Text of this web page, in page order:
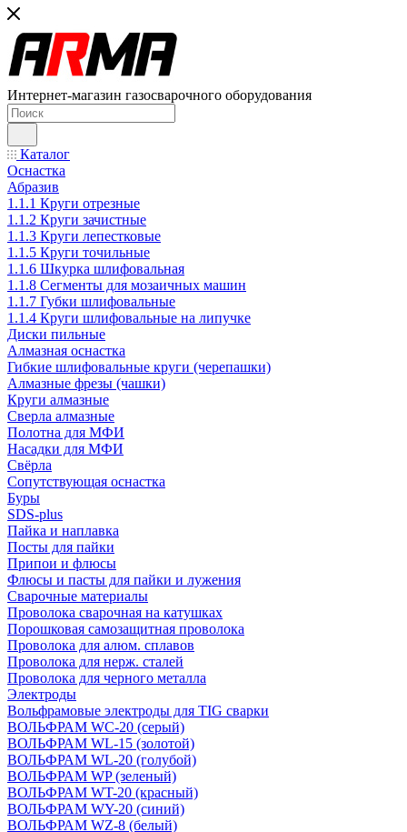
Интернет-магазин газосварочного оборудования
Каталог
Оснастка
Абразив
1.1.1 Круги отрезные
1.1.2 Круги зачистные
1.1.3 Круги лепестковые
1.1.5 Круги точильные
1.1.6 Шкурка шлифовальная
1.1.8 Сегменты для мозаичных машин
1.1.7 Губки шлифовальные
1.1.4 Круги шлифовальные на липучке
Диски пильные
Алмазная оснастка
Гибкие шлифовальные круги (черепашки)
Алмазные фрезы (чашки)
Круги алмазные
Сверла алмазные
Полотна для МФИ
Насадки для МФИ
Свёрла
Сопутствующая оснастка
Буры
SDS-plus
Пайка и наплавка
Посты для пайки
Припои и флюсы
Флюсы и пасты для пайки и лужения
Сварочные материалы
Проволока сварочная на катушках
Порошковая самозащитная проволока
Проволока для алюм. сплавов
Проволока для нерж. сталей
Проволока для черного металла
Электроды
Вольфрамовые электроды для TIG сварки
ВОЛЬФРАМ WC-20 (серый)
ВОЛЬФРАМ WL-15 (золотой)
ВОЛЬФРАМ WL-20 (голубой)
ВОЛЬФРАМ WP (зеленый)
ВОЛЬФРАМ WT-20 (красный)
ВОЛЬФРАМ WY-20 (синий)
ВОЛЬФРАМ WZ-8 (белый)